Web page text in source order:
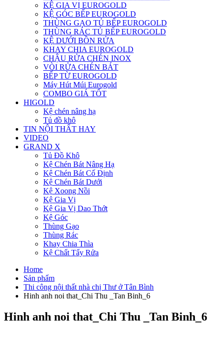
KỆ GIA VỊ EUROGOLD
KỆ GÓC BẾP EUROGOLD
THÙNG GẠO TỦ BẾP EUROGOLD
THÙNG RÁC TỦ BẾP EUROGOLD
KỆ DƯỚI BỒN RỬA
KHAY CHIA EUROGOLD
CHẬU RỬA CHÉN INOX
VÒI RỬA CHÉN BÁT
BẾP TỪ EUROGOLD
Máy Hút Múi Eurogold
COMBO GIÁ TỐT
HIGOLD
Kệ chén nâng hạ
Tủ đồ khô
TIN NỘI THẤT HAY
VIDEO
GRAND X
Tủ Đồ Khô
Kệ Chén Bát Nâng Hạ
Kệ Chén Bát Cố Định
Kệ Chén Bát Dưới
Kệ Xoong Nồi
Kệ Gia Vị
Kệ Gia Vị Dao Thớt
Kệ Góc
Thùng Gạo
Thùng Rác
Khay Chia Thìa
Kệ Chất Tẩy Rửa
Home
Sản phẩm
Thi công nội thất nhà chị Thư ở Tân Bình
Hinh anh noi that_Chi Thu _Tan Binh_6
Hinh anh noi that_Chi Thu _Tan Binh_6